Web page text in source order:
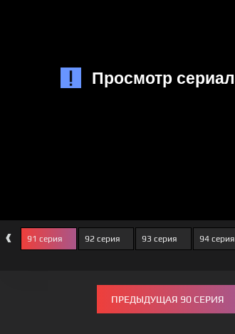
‹ 91 серия 92 серия 93 серия 94 серия
ПРЕДЫДУЩАЯ 90 СЕРИЯ